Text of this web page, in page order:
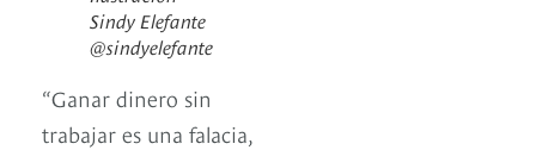
Sindy Elefante
@sindyelefante
“Ganar dinero sin
trabajar es una falacia,